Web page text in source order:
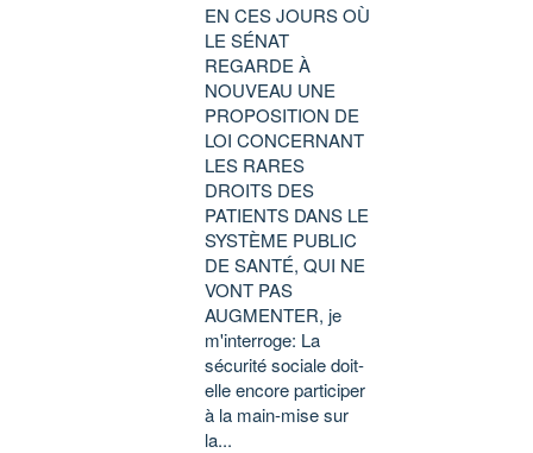
EN CES JOURS OÙ
LE SÉNAT
REGARDE À
NOUVEAU UNE
PROPOSITION DE
LOI CONCERNANT
LES RARES
DROITS DES
PATIENTS DANS LE
SYSTÈME PUBLIC
DE SANTÉ, QUI NE
VONT PAS
AUGMENTER, je
m'interroge: La
sécurité sociale doit-
elle encore participer
à la main-mise sur
la...